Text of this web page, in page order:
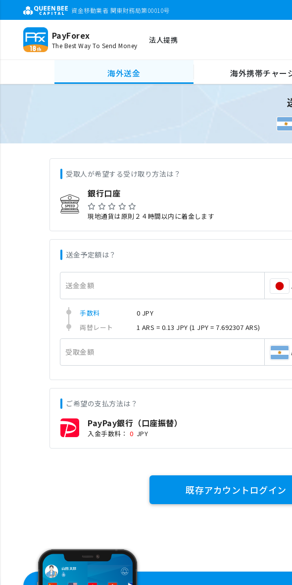
資金移動業者 関東財務局第00010号
PayForex
The Best Way To Send Money
法人提携
海外送金 海外携帯チャー
受取人が希望する受け取り方法は？
銀行口座
現地通貨は原則２４時間以内に着金します
送金予定額は？
送金金額
手数料
0 JPY
両替レート
1 ARS = 0.13 JPY (1 JPY = 7.692307 ARS)
受取金額
ご希望の支払方法は？
PayPay銀行（口座振替）
入金手数料： 0 JPY
既存アカウントログイン